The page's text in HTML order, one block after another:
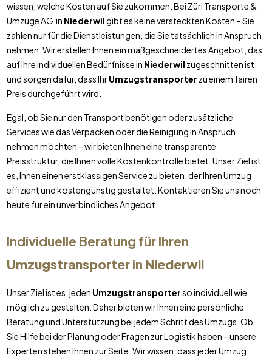
wissen, welche Kosten auf Sie zukommen. Bei Züri Transporte &
Umzüge AG in Niederwilgibt es keine versteckten Kosten – Sie
zahlen nur für die Dienstleistungen, die Sie tatsächlich in Anspruch
nehmen. Wir erstellen Ihnen ein maßgeschneidertes Angebot, das
auf Ihre individuellen Bedürfnisse in Niederwil zugeschnitten ist,
und sorgen dafür, dass IhrUmzugstransporter zu einem fairen
Preis durchgeführt wird.
Egal, ob Sie nur den Transport benötigen oder zusätzliche
Services wie das Verpacken oder die Reinigung in Anspruch
nehmen möchten – wir bieten Ihnen eine transparente
Preisstruktur, die Ihnen volle Kostenkontrolle bietet. Unser Ziel ist
es, Ihnen einen erstklassigen Service zu bieten, der Ihren Umzug
effizient und kostengünstig gestaltet. Kontaktieren Sie uns noch
heute für ein unverbindliches Angebot.
Individuelle Beratung für Ihren
Umzugstransporterin Niederwil
Unser Ziel ist es, jeden Umzugstransporterso individuell wie
möglich zu gestalten. Daher bieten wir Ihnen eine persönliche
Beratung und Unterstützung bei jedem Schritt des Umzugs. Ob
Sie Hilfe bei der Planung oder Fragen zur Logistik haben – unsere
Experten stehen Ihnen zur Seite. Wir wissen, dass jeder Umzug